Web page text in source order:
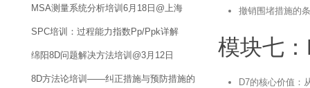
撤销围堵措施的
模块七
D7的核心价值：
MSA测量系统分析培训6月18日@上海
SPC培训：过程能力指数Pp/Ppk详解
绵阳8D问题解决方法培训@3月12日
8D方法论培训——纠正措施与预防措施的